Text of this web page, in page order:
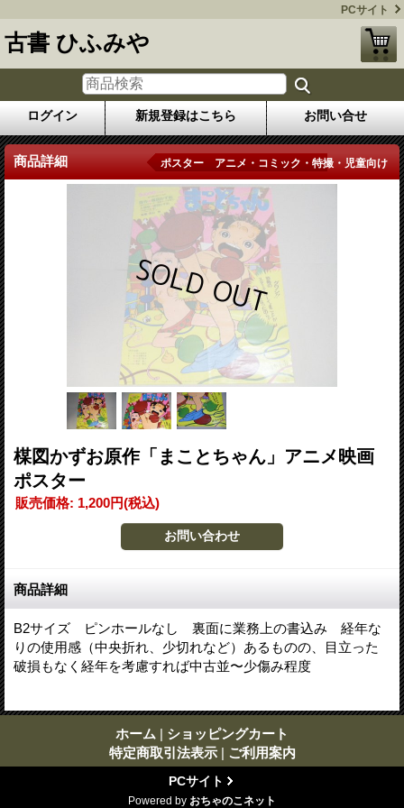
PCサイト
古書 ひふみや
ログイン 新規登録はこちら お問い合せ
商品詳細 ポスター アニメ・コミック・特撮・児童向け
楳図かずお原作「まことちゃん」アニメ映画
ポスター
販売価格: 1,200円(税込)
商品詳細
B2サイズ ピンホールなし 裏面に業務上の書込み 経年な
りの使用感（中央折れ、少切れなど）あるものの、目立った
破損もなく経年を考慮すれば中古並〜少傷み程度
ホーム | ショッピングカート
特定商取引法表示 | ご利用案内
PCサイト
Powered by おちゃのこネット